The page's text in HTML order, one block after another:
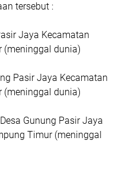
tersebut :
Jaya Kecamatan
(meninggal dunia)
Pasir Jaya Kecamatan
(meninggal dunia)
Gunung Pasir Jaya
Timur (meninggal